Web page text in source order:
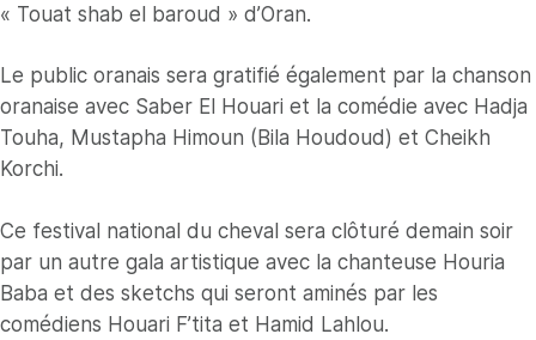
« Touat shab el baroud » d’Oran.
Le public oranais sera gratifié également par la chanson
oranaise avec Saber El Houari et la comédie avec Hadja
Touha, Mustapha Himoun (Bila Houdoud) et Cheikh
Korchi.
Ce festival national du cheval sera clôturé demain soir
par un autre gala artistique avec la chanteuse Houria
Baba et des sketchs qui seront aminés par les
comédiens Houari F’tita et Hamid Lahlou.